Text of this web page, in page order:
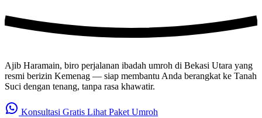
Ajib Haramain, biro perjalanan ibadah umroh di Bekasi Utara yang
resmi berizin Kemenag — siap membantu Anda berangkat ke Tanah
Suci dengan tenang, tanpa rasa khawatir.
Konsultasi Gratis Lihat Paket Umroh